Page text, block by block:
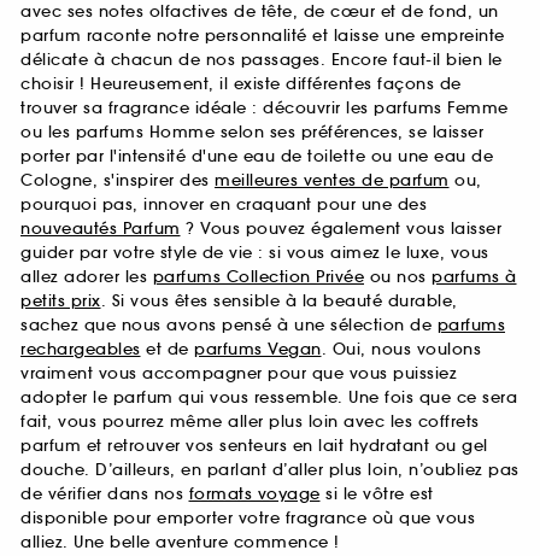
avec ses notes olfactives de tête, de cœur et de fond, un
parfum raconte notre personnalité et laisse une empreinte
délicate à chacun de nos passages. Encore faut-il bien le
choisir ! Heureusement, il existe différentes façons de
trouver sa fragrance idéale : découvrir les parfums Femme
ou les parfums Homme selon ses préférences, se laisser
porter par l'intensité d'une eau de toilette ou une eau de
Cologne, s'inspirer des meilleures ventes de parfum ou,
pourquoi pas, innover en craquant pour une des
nouveautés Parfum ? Vous pouvez également vous laisser
guider par votre style de vie : si vous aimez le luxe, vous
allez adorer les parfums Collection Privée ou nos parfums à
petits prix. Si vous êtes sensible à la beauté durable,
sachez que nous avons pensé à une sélection de parfums
rechargeables et de parfums Vegan. Oui, nous voulons
vraiment vous accompagner pour que vous puissiez
adopter le parfum qui vous ressemble. Une fois que ce sera
fait, vous pourrez même aller plus loin avec les coffrets
parfum et retrouver vos senteurs en lait hydratant ou gel
douche. D’ailleurs, en parlant d’aller plus loin, n’oubliez pas
de vérifier dans nos formats voyage si le vôtre est
disponible pour emporter votre fragrance où que vous
alliez. Une belle aventure commence !